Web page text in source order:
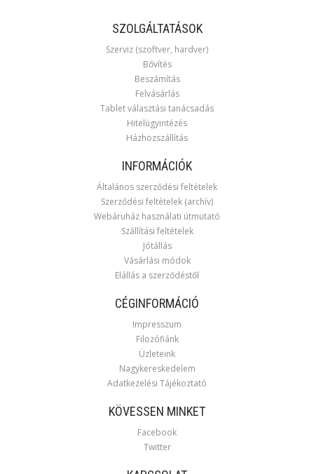
SZOLGÁLTATÁSOK
Szerviz (szoftver, hardver)
Bővítés
Beszámítás
Felvásárlás
Tablet választási tanácsadás
Hitelügyintézés
Házhozszállítás
INFORMÁCIÓK
Általános szerződési feltételek
Szerződési feltételek (archív)
Webáruház használati útmutató
Szállítási feltételek
Jótállás
Vásárlási módok
Elállás a szerződéstől
CÉGINFORMÁCIÓ
Impresszum
Filozófiánk
Üzleteink
Nagykereskedelem
Adatkezelési Tájékoztató
KÖVESSEN MINKET
Facebook
Twitter